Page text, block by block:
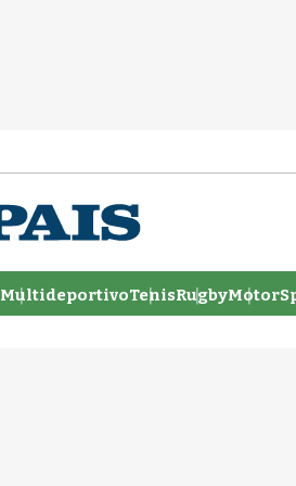
MultideportivoTenisRugby